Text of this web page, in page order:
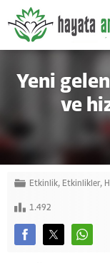
Yeni
ve
Etkinlik, Etkinlikler,
1.492